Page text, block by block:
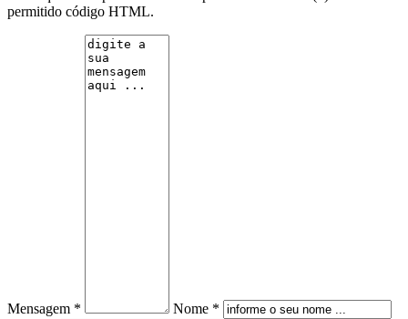
permitido código HTML.
Mensagem *
Nome *